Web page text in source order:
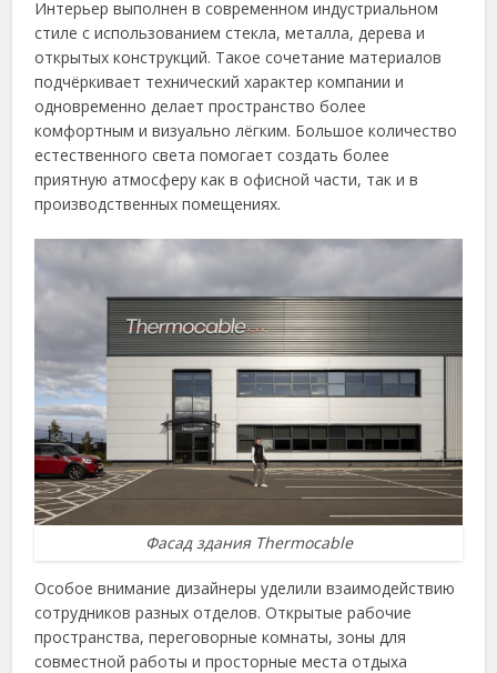
Интерьер выполнен в современном индустриальном
стиле с использованием стекла, металла, дерева и
открытых конструкций. Такое сочетание материалов
подчёркивает технический характер компании и
одновременно делает пространство более
комфортным и визуально лёгким. Большое количество
естественного света помогает создать более
приятную атмосферу как в офисной части, так и в
производственных помещениях.
Фасад здания Thermocable
Особое внимание дизайнеры уделили взаимодействию
сотрудников разных отделов. Открытые рабочие
пространства, переговорные комнаты, зоны для
совместной работы и просторные места отдыха